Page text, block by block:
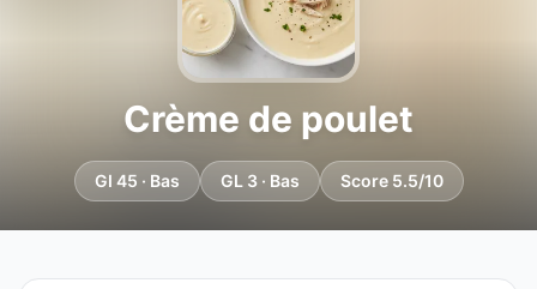
Crème de poulet
GI 45 · Bas GL 3 · Bas Score 5.5/10